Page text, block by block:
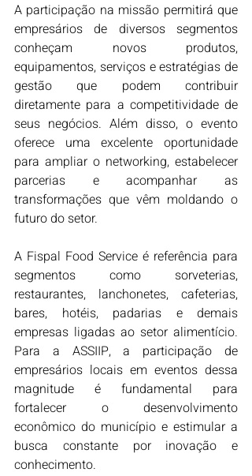
A participação na missão permitirá que
empresários de diversos segmentos
conheçam novos produtos,
equipamentos, serviços e estratégias de
gestão que podem contribuir
diretamente para a competitividade de
seus negócios. Além disso, o evento
oferece uma excelente oportunidade
para ampliar o networking, estabelecer
parcerias e acompanhar as
transformações que vêm moldando o
futuro do setor.
A Fispal Food Service é referência para
segmentos como sorveterias,
restaurantes, lanchonetes, cafeterias,
bares, hotéis, padarias e demais
empresas ligadas ao setor alimentício.
Para a ASSIIP, a participação de
empresários locais em eventos dessa
magnitude é fundamental para
fortalecer o desenvolvimento
econômico do município e estimular a
busca constante por inovação e
conhecimento.